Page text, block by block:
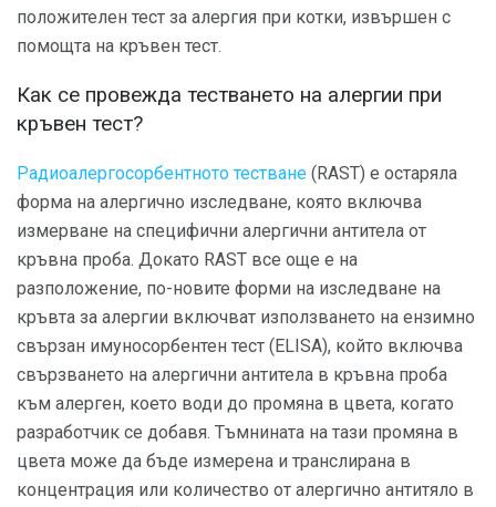
положителен тест за алергия при котки, извършен с
помощта на кръвен тест.
Как се провежда тестването на алергии при
кръвен тест?
Радиоалергосорбентното тестване (RAST) е остаряла
форма на алергично изследване, която включва
измерване на специфични алергични антитела от
кръвна проба. Докато RAST все още е на
разположение, по-новите форми на изследване на
кръвта за алергии включват използването на ензимно
свързан имуносорбентен тест (ELISA), който включва
свързването на алергични антитела в кръвна проба
към алерген, което води до промяна в цвета, когато
разработчик се добавя. Тъмнината на тази промяна в
цвета може да бъде измерена и транслирана в
концентрация или количество от алергично антитяло в